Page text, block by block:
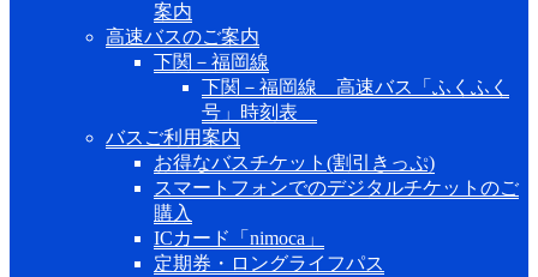
案内
高速バスのご案内
下関－福岡線
下関－福岡線 高速バス「ふくふく
号」時刻表
バスご利用案内
お得なバスチケット(割引きっぷ)
スマートフォンでのデジタルチケットのご
購入
ICカード「nimoca」
定期券・ロングライフパス